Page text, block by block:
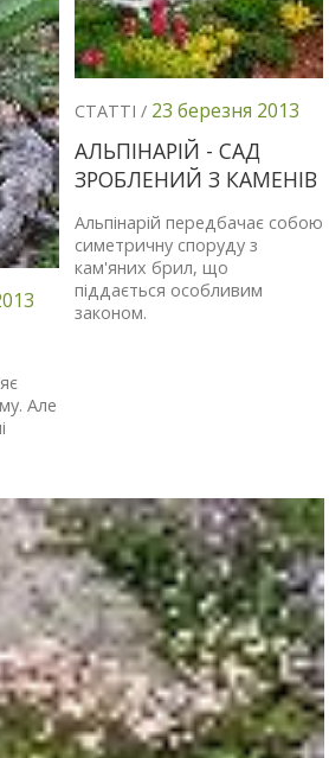
Але
СТАТТІ / 23 березня 2013
АЛЬПІНАРІЙ - САД
ЗРОБЛЕНИЙ З КАМЕНІВ
Альпінарій передбачає собою
симетричну споруду з
кам'яних брил, що
піддається особливим
законом.